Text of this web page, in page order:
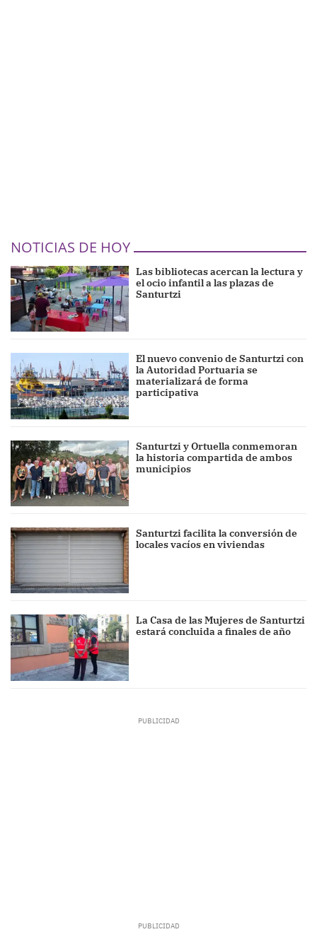
NOTICIAS DE HOY
Las bibliotecas acercan la lectura y
el ocio infantil a las plazas de
Santurtzi
El nuevo convenio de Santurtzi con
la Autoridad Portuaria se
materializará de forma
participativa
Santurtzi y Ortuella conmemoran
la historia compartida de ambos
municipios
Santurtzi facilita la conversión de
locales vacíos en viviendas
La Casa de las Mujeres de Santurtzi
estará concluida a finales de año